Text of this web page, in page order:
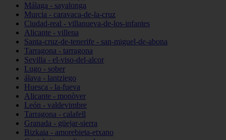
Málaga - sayalonga
Murcia - caravaca-de-la-cruz
Ciudad-real - villanueva-de-los-infantes
Alicante - villena
Santa-cruz-de-tenerife - san-miguel-de-abona
Tarragona - tarragona
Sevilla - el-viso-del-alcor
Lugo - sober
álava - lantziego
Huesca - la-fueva
Alicante - monòver
León - valdevimbre
Tarragona - calafell
Granada - güejar-sierra
Bizkaia - amorebieta-etxano